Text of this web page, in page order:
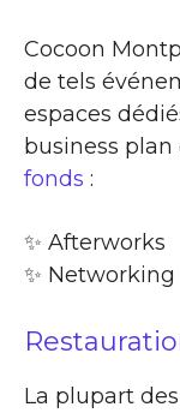
Cocoon
de tels
espaces
business
fonds :
✨​ Afterworks
✨​ Networking
La plupart